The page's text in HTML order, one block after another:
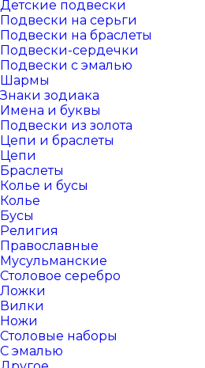
Детские подвески
Подвески на серьги
Подвески на браслеты
Подвески-сердечки
Подвески с эмалью
Шармы
Знаки зодиака
Имена и буквы
Подвески из золота
Цепи и браслеты
Цепи
Браслеты
Колье и бусы
Колье
Бусы
Религия
Православные
Мусульманские
Столовое серебро
Ложки
Вилки
Ножи
Столовые наборы
С эмалью